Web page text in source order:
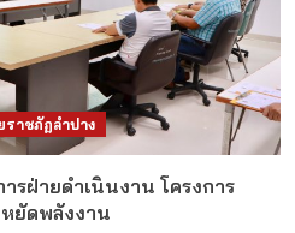
าชภัฏลำปาง
รฝ่ายดำเนินงาน โครงการ
หยัดพลังงาน